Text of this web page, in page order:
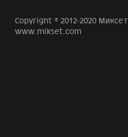
Copyright © 2012-2020 Миксет
www.mikset.com